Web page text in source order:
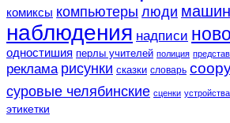
комиксы компьютеры люди
наблюдения надписи
одностишия перлы учителей полиция
реклама рисунки сказки словарь
суровые челябинские сценки устройства
этикетки